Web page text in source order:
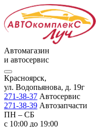
Автомагазин
и автосервис
Красноярск,
ул. Водопьянова, д. 19г
271-38-37 Автосервис
271-38-39 Автозапчасти
ПН – СБ
с 10:00 до 19:00